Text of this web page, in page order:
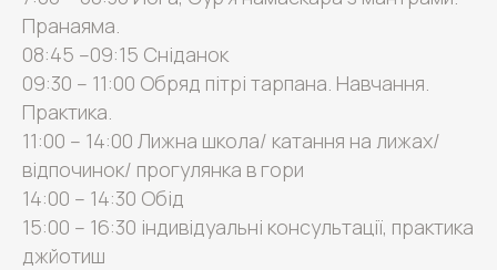
Пранаяма.
08:45 –09:15 Сніданок
09:30 – 11:00 Обряд пітрі тарпана. Навчання.
Практика.
11:00 – 14:00 Лижна школа/ катання на лижах/
відпочинок/ прогулянка в гори
14:00 – 14:30 Обід
15:00 – 16:30 індивідуальні консультації, практика
джйотиш